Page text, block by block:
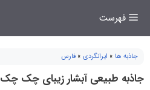
فهرست
جاذبه ها » ایرانگردی » فارس
جاذبه طبیعی آبشار زیبای چک چک